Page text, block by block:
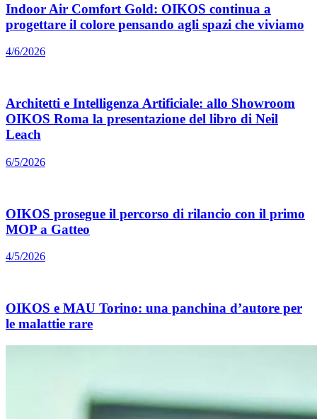
Indoor Air Comfort Gold: OIKOS continua a
progettare il colore pensando agli spazi che viviamo
4/6/2026
Architetti e Intelligenza Artificiale: allo Showroom
OIKOS Roma la presentazione del libro di Neil
Leach
6/5/2026
OIKOS prosegue il percorso di rilancio con il primo
MOP a Gatteo
4/5/2026
OIKOS e MAU Torino: una panchina d’autore per
le malattie rare